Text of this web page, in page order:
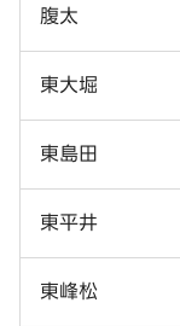
腹太
東大堀
東島田
東平井
東峰松